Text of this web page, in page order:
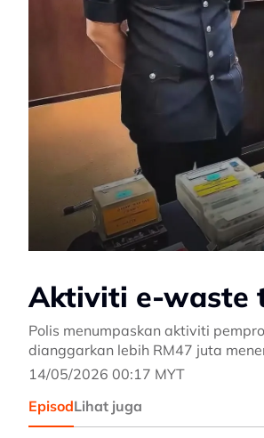
Aktiviti e-waste
Polis menumpaskan aktiviti
dianggarkan lebih RM47 juta
14/05/2026 00:17 MYT
EpisodLihat juga